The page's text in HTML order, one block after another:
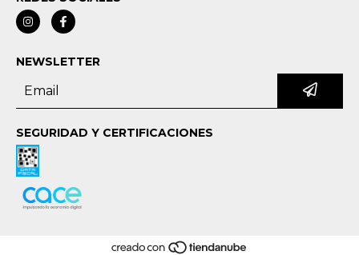
NEWSLETTER
SEGURIDAD Y CERTIFICACIONES